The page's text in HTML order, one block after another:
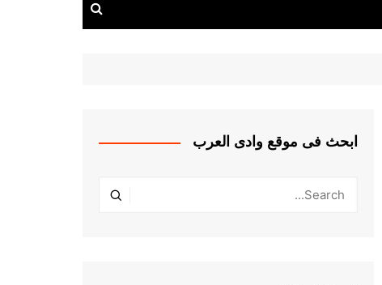
ابحث فى موقع وادى العرب